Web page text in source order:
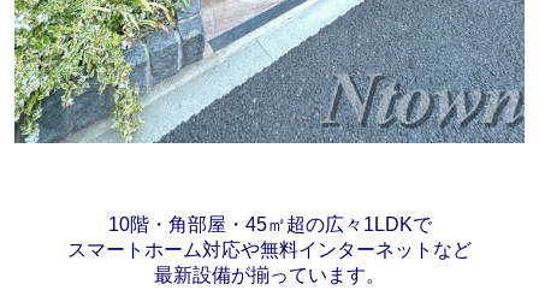
10階・角部屋・45㎡超の広々1LDKで
スマートホーム対応や無料インターネットなど
最新設備が揃っています。